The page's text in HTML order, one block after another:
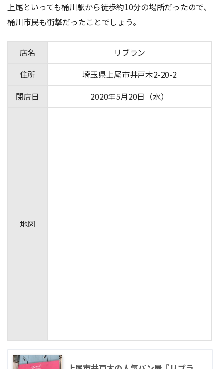
上尾といっても桶川駅から徒歩約10分の場所だったので、
桶川市民も衝撃だったことでしょう。
店名
リブラン
住所
埼玉県上尾市井戸木2-20-2
閉店日
2020年5月20日（水）
地図